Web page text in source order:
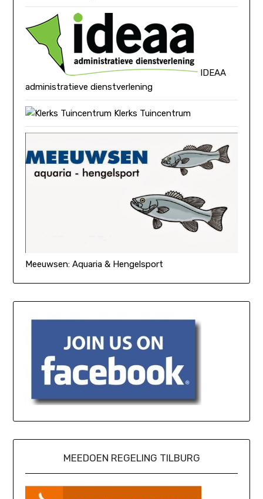
IDEAA
administratieve dienstverlening
Klerks Tuincentrum
Meeuwsen: Aquaria & Hengelsport
MEEDOEN REGELING TILBURG